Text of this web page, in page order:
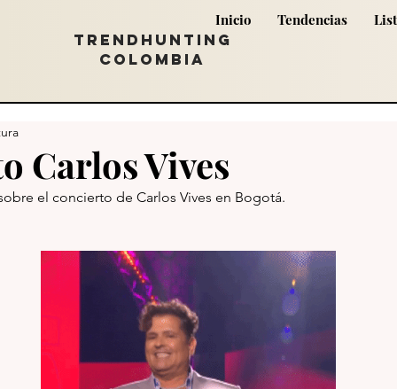
Inicio Tendencias
TRENDHUNTING
COLOMBIA
Carlos Vives
el concierto de Carlos Vives en Bogotá.